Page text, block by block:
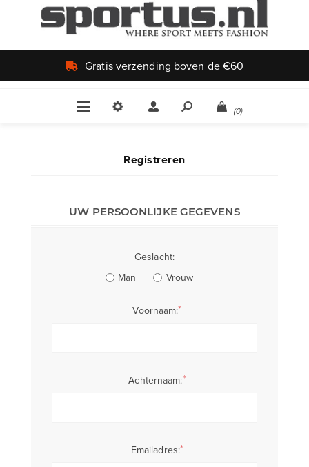
Gratis verzending boven de €60
(0)
Registreren
UW PERSOONLIJKE GEGEVENS
Geslacht:
Man
Vrouw
Voornaam:*
Achternaam:*
Emailadres:*